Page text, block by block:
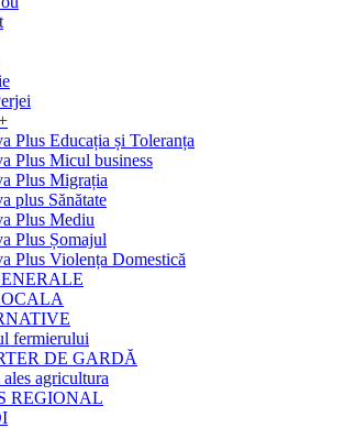
Plus Educația și Toleranța
Plus Micul business
Plus Migrația
plus Sănătate
Plus Mediu
Plus Șomajul
Plus Violența Domestică
fermierului
DE GARDĂ
agricultura
REGIONAL